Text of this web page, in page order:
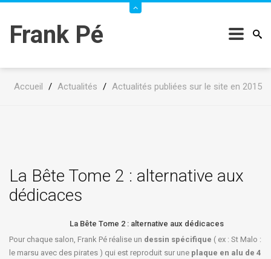
Frank Pé
Accueil / Actualités / Actualités publiées sur le site en 2015
La Bête Tome 2 : alternative aux
dédicaces
La Bête Tome 2 : alternative aux dédicaces
Pour chaque salon, Frank Pé réalise un dessin spécifique ( ex : St Malo :
le marsu avec des pirates ) qui est reproduit sur une plaque en alu de 4